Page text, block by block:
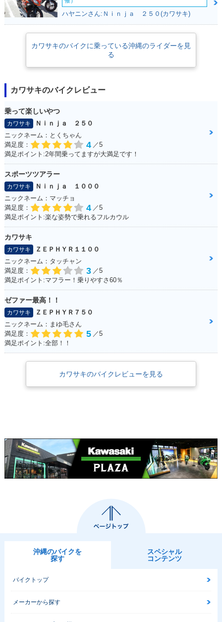
ハヤニンさん:Ｎｉｎｊａ ２５０(カワサキ)
カワサキのバイクに乗っている沖縄のライダーを見
る
カワサキのバイクレビュー
乗って楽しいやつ
カワサキ
Ｎｉｎｊａ ２５０
ニックネーム：とくちゃん
満足度：
4 ／5
満足ポイント:2年間乗ってますが大満足です！
スポーツツアラー
カワサキ
Ｎｉｎｊａ １０００
ニックネーム：マッチョ
満足度：
4 ／5
満足ポイント:楽な姿勢で乗れるフルカウル
カワサキ
カワサキ
ＺＥＰＨＹＲ１１００
ニックネーム：タッチャン
満足度：
3 ／5
満足ポイント:マフラー！乗りやすさ60％
ゼファー最高！！
カワサキ
ＺＥＰＨＹＲ７５０
ニックネーム：まゆ毛さん
満足度：
5 ／5
満足ポイント:全部！！
カワサキのバイクレビューを見る
沖縄のバイクを
探す
スペシャル
コンテンツ
バイクトップ
メーカーから探す